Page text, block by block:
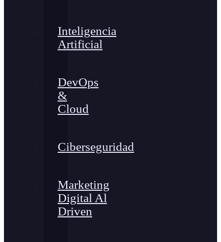
Inteligencia
Artificial
DevOps
&
Cloud
Ciberseguridad
Marketing
Digital Al
Driven